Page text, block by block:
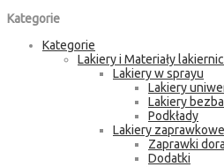
Kategorie
Kategorie
Lakiery i Materiały
Lakiery w sprayu
Lakiery
Lakiery
Podkłady
Lakiery zaprawkowe
Zaprawki
Dodatki